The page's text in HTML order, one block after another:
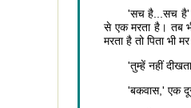
'सच है...सच है'
से एक मरता है। तब
मरता है तो पिता भी
'तुम्हें नहीं
'बकवास,' एक